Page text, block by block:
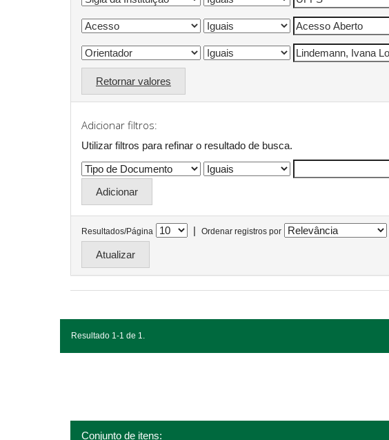
Retornar valores
Adicionar filtros:
Utilizar filtros para refinar o resultado de busca.
Resultados/Página | Ordenar registros por
Resultado 1-1 de 1.
Conjunto de itens: